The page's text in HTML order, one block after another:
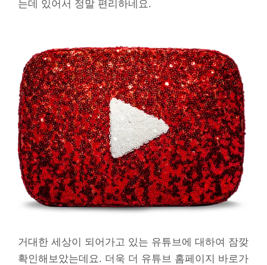
는데 있어서 정말 편리하네요.
거대한 세상이 되어가고 있는 유튜브에 대하여 잠깢
확인해보았는데요. 더욱 더 유튜브 홈페이지 바로가